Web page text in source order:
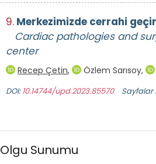
9. Merkezimizde cerrahi
Cardiac pathologies and
center
Recep Çetin, Özlem Sarısoy,
DOI: 10.14744/upd.2023.85570 Sayfalar
Olgu Sunumu